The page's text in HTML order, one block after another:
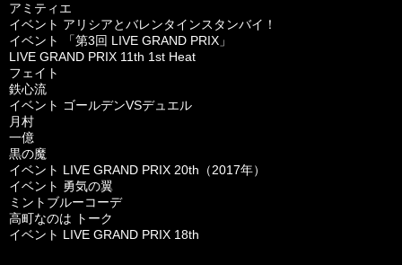
アミティエ
イベント アリシアとバレンタインスタンバイ！
イベント 「第3回 LIVE GRAND PRIX」
LIVE GRAND PRIX 11th 1st Heat
フェイト
鉄心流
イベント ゴールデンVSデュエル
月村
一億
黒の魔
イベント LIVE GRAND PRIX 20th（2017年）
イベント 勇気の翼
ミントブルーコーデ
高町なのは トーク
イベント LIVE GRAND PRIX 18th